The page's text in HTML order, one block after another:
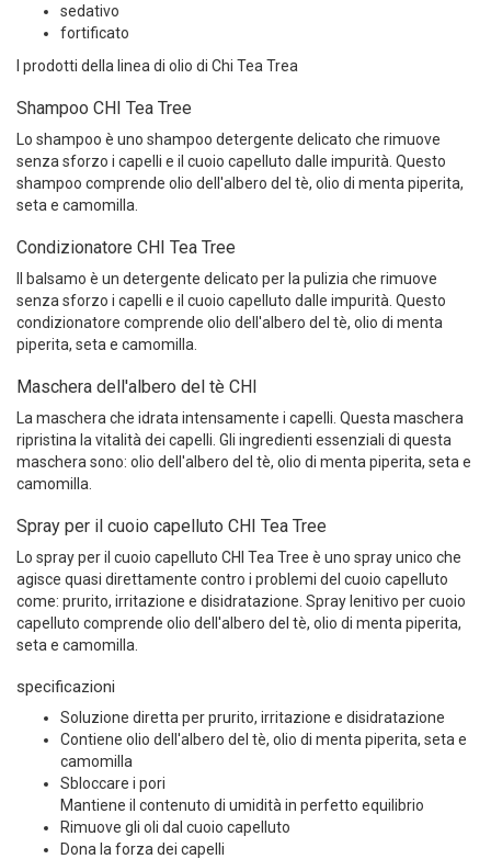
sedativo
fortificato
I prodotti della linea di olio di Chi Tea Trea
Shampoo CHI Tea Tree
Lo shampoo è uno shampoo detergente delicato che rimuove
senza sforzo i capelli e il cuoio capelluto dalle impurità. Questo
shampoo comprende olio dell'albero del tè, olio di menta piperita,
seta e camomilla.
Condizionatore CHI Tea Tree
Il balsamo è un detergente delicato per la pulizia che rimuove
senza sforzo i capelli e il cuoio capelluto dalle impurità. Questo
condizionatore comprende olio dell'albero del tè, olio di menta
piperita, seta e camomilla.
Maschera dell'albero del tè CHI
La maschera che idrata intensamente i capelli. Questa maschera
ripristina la vitalità dei capelli. Gli ingredienti essenziali di questa
maschera sono: olio dell'albero del tè, olio di menta piperita, seta e
camomilla.
Spray per il cuoio capelluto CHI Tea Tree
Lo spray per il cuoio capelluto CHI Tea Tree è uno spray unico che
agisce quasi direttamente contro i problemi del cuoio capelluto
come: prurito, irritazione e disidratazione. Spray lenitivo per cuoio
capelluto comprende olio dell'albero del tè, olio di menta piperita,
seta e camomilla.
specificazioni
Soluzione diretta per prurito, irritazione e disidratazione
Contiene olio dell'albero del tè, olio di menta piperita, seta e
camomilla
Sbloccare i pori
Mantiene il contenuto di umidità in perfetto equilibrio
Rimuove gli oli dal cuoio capelluto
Dona la forza dei capelli